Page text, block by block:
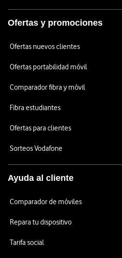
Ofertas y promociones
Ofertas nuevos clientes
Ofertas portabilidad móvil
Comparador fibra y móvil
Fibra estudiantes
Ofertas para clientes
Sorteos Vodafone
Ayuda al cliente
Comparador de móviles
Repara tu dispositivo
Tarifa social